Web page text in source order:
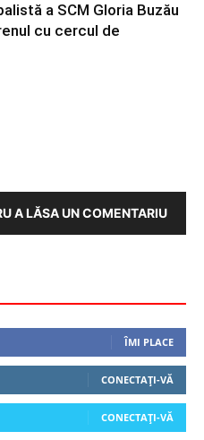
a SCM Gloria Buzău
cu cercul de
A LĂSA UN COMENTARIU
ÎMI PLACE
CONECTAȚI-VĂ
CONECTAȚI-VĂ